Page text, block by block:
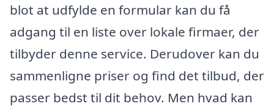
blot at udfylde en formular kan du få
adgang til en liste over lokale firmaer, der
tilbyder denne service. Derudover kan du
sammenligne priser og find det tilbud, der
passer bedst til dit behov. Men hvad kan